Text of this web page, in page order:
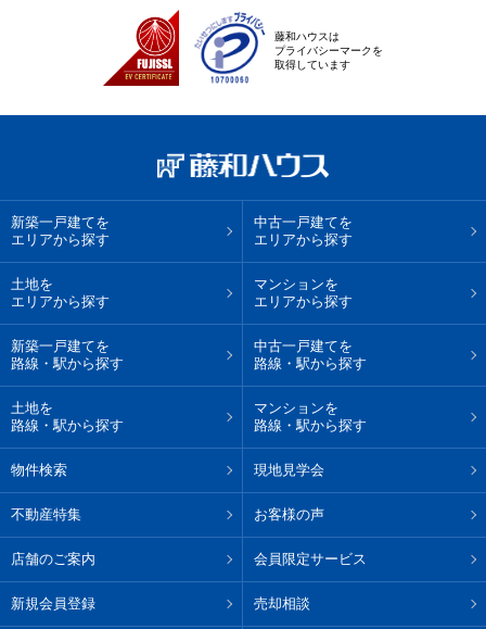
藤和ハウスは
プライバシーマークを
取得しています
新築一戸建てを
エリアから探す
中古一戸建てを
エリアから探す
土地を
エリアから探す
マンションを
エリアから探す
新築一戸建てを
路線・駅から探す
中古一戸建てを
路線・駅から探す
土地を
路線・駅から探す
マンションを
路線・駅から探す
物件検索 現地見学会
不動産特集 お客様の声
店舗のご案内 会員限定サービス
新規会員登録 売却相談